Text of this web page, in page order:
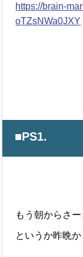
https://brain-
oTZsNWa0JXY
■PS1.
もう朝からさー
というか昨晩か